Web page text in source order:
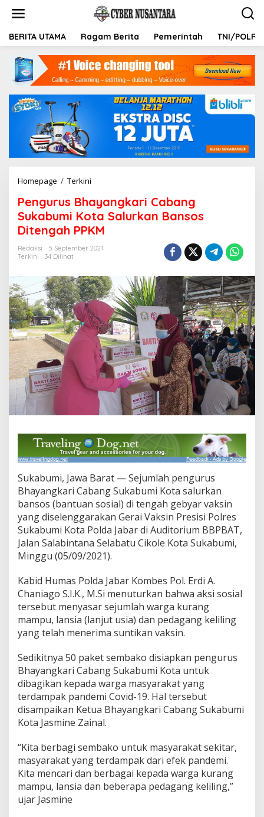
t
BERITA UTAMA Ragam Berita Pemerintah TNI/POLRI
Homepage / Terkini
n
g
u
r
u
h
a
y
a
n
g
a
C
a
a
g
S
u
a
b
u
m
i
K
o
t
a
l
u
r
a
B
a
n
o
s
D
t
n
g
a
Pengurus Bhayangkari Cabang
Sukabumi Kota Salurkan Bansos
Ditengah PPKM
Redaksi
5 September 2021
Terkini
34 Dilihat
Sukabumi, Jawa Barat — Sejumlah pengurus
Bhayangkari Cabang Sukabumi Kota salurkan
bansos (bantuan sosial) di tengah gebyar vaksin
yang diselenggarakan Gerai Vaksin Presisi Polres
Sukabumi Kota Polda Jabar di Auditorium BBPBAT,
Jalan Salabintana Selabatu Cikole Kota Sukabumi,
Minggu (05/09/2021).
Kabid Humas Polda Jabar Kombes Pol. Erdi A.
Chaniago S.I.K., M.Si menuturkan bahwa aksi sosial
tersebut menyasar sejumlah warga kurang
mampu, lansia (lanjut usia) dan pedagang keliling
yang telah menerima suntikan vaksin.
Sedikitnya 50 paket sembako disiapkan pengurus
Bhayangkari Cabang Sukabumi Kota untuk
dibagikan kepada warga masyarakat yang
terdampak pandemi Covid-19. Hal tersebut
disampaikan Ketua Bhayangkari Cabang Sukabumi
Kota Jasmine Zainal.
“Kita berbagi sembako untuk masyarakat sekitar,
masyarakat yang terdampak dari efek pandemi.
Kita mencari dan berbagai kepada warga kurang
mampu, lansia dan beberapa pedagang keliling,”
ujar Jasmine